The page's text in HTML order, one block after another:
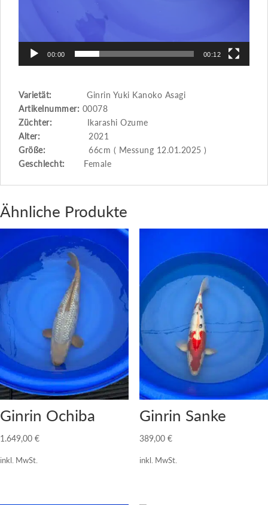
00:00 00:12
Varietät: Ginrin Yuki Kanoko Asagi
Artikelnummer: 00078
Züchter: Ikarashi Ozume
Alter: 2021
Größe: 66cm ( Messung 12.01.2025 )
Geschlecht: Female
Ähnliche Produkte
Ginrin Ochiba
1.649,00 €
inkl. MwSt.
Ginrin Sanke
389,00 €
inkl. MwSt.